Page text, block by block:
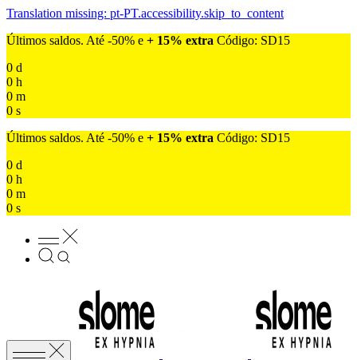
Translation missing: pt-PT.accessibility.skip_to_content
Últimos saldos. Até -50% e + 15% extra Código: SD15
0 d
0 h
0 m
0 s
Últimos saldos. Até -50% e + 15% extra Código: SD15
0 d
0 h
0 m
0 s